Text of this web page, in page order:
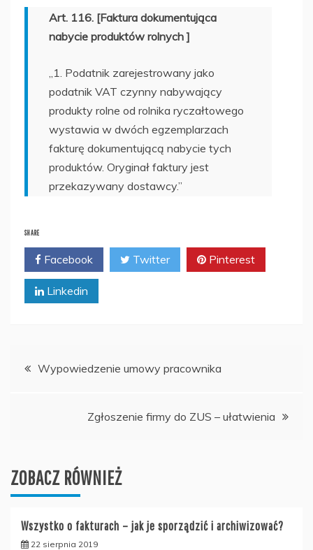
Art. 116. [Faktura dokumentująca
nabycie produktów rolnych ]
„1. Podatnik zarejestrowany jako
podatnik VAT czynny nabywający
produkty rolne od rolnika ryczałtowego
wystawia w dwóch egzemplarzach
fakturę dokumentującą nabycie tych
produktów. Oryginał faktury jest
przekazywany dostawcy.”
SHARE
Facebook Twitter Pinterest
Linkedin
Nawigacja
Wypowiedzenie umowy pracownika
Zgłoszenie firmy do ZUS – ułatwienia
ZOBACZ RÓWNIEŻ
Wszystko o fakturach – jak je sporządzić i archiwizować?
22 sierpnia 2019